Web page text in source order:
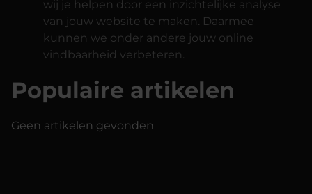
wij je helpen door een inzichtelijke analyse
van jouw website te maken. Daarmee
kunnen we onder andere jouw online
vindbaarheid verbeteren.
Populaire artikelen
Geen artikelen gevonden